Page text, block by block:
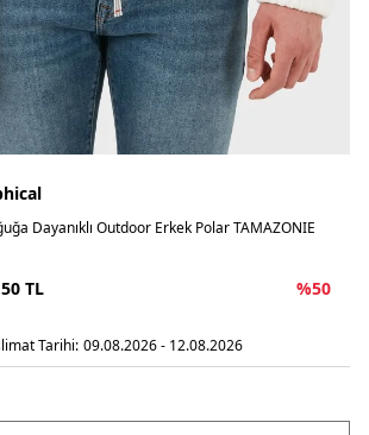
Dayanıklı Outdoor Erkek Polar TAMAZONIE
TL %50
Tarihi: 09.08.2026 - 12.08.2026